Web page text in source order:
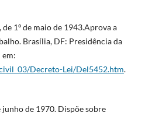
de 1º de maio de 1943.Aprova a
Brasília, DF: Presidência da
em:
Decreto-Lei/Del5452.htm.
junho de 1970. Dispõe sobre